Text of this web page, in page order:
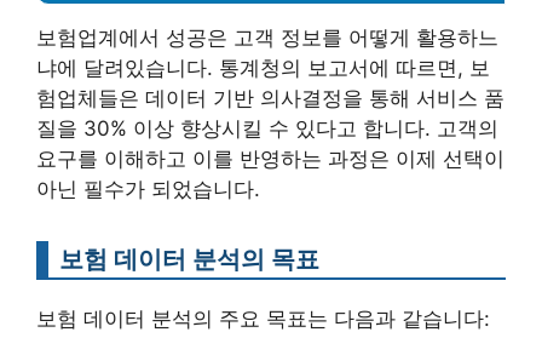
보험업계에서 성공은 고객 정보를 어떻게 활용하느
냐에 달려있습니다. 통계청의 보고서에 따르면, 보
험업체들은 데이터 기반 의사결정을 통해 서비스 품
질을 30% 이상 향상시킬 수 있다고 합니다. 고객의
요구를 이해하고 이를 반영하는 과정은 이제 선택이
아닌 필수가 되었습니다.
보험 데이터 분석의 목표
보험 데이터 분석의 주요 목표는 다음과 같습니다: